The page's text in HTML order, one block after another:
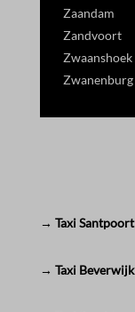
Zaandam
Zandvoort
Zwaanshoek
Zwanenburg
→ Taxi Santpoort
→ Taxi Beverwijk